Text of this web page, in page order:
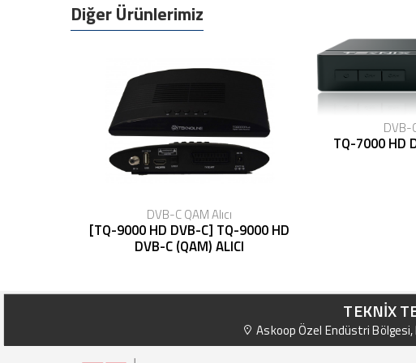
Diğer Ürünlerimiz
DVB-C QAM Alıcı
[TQ-9000 HD DVB-C] TQ-9000 HD
DVB-C (QAM) ALICI
DVB-
TQ-7000 HD
TEKNİX
Askoop Özel Endüstri